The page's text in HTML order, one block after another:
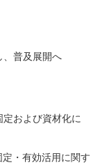
、普及展開へ
および資材化に
・有効活用に関す